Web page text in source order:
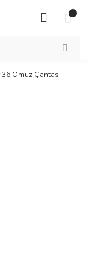
Omuz Çantası